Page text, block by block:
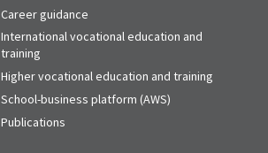
Career guidance
International vocational education and
training
Higher vocational education and training
School-business platform (AWS)
Publications